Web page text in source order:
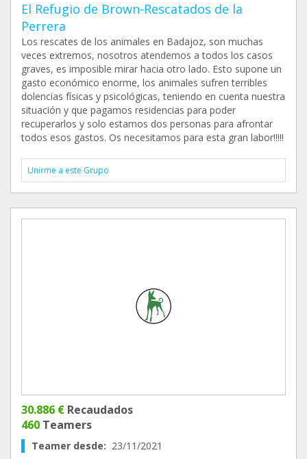
El Refugio de Brown-Rescatados de la
Perrera
Los rescates de los animales en Badajoz, son muchas
veces extremos, nosotros atendemos a todos los casos
graves, es imposible mirar hacia otro lado. Esto supone un
gasto económico enorme, los animales sufren terribles
dolencias físicas y psicológicas, teniendo en cuenta nuestra
situación y que pagamos residencias para poder
recuperarlos y solo estamos dos personas para afrontar
todos esos gastos. Os necesitamos para esta gran labor!!!!!
Unirme a este Grupo
30.886 € Recaudados
460 Teamers
Teamer desde: 23/11/2021